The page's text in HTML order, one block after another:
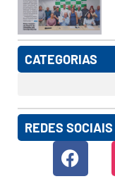
CATEGORIAS
REDES SOCIAIS